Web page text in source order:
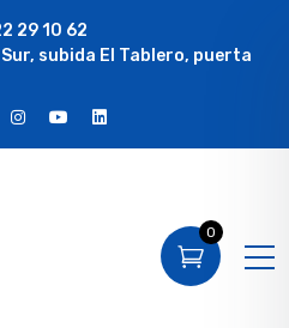
29 10 62
subida El Tablero, puerta
0